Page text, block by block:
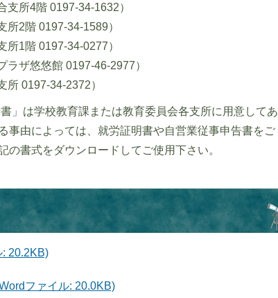
所4階 0197-34-1632）
所2階 0197-34-1589）
所1階 0197-34-0277）
ザ悠悠館 0197-46-2977）
所 0197-34-2372）
」は学校教育課または教育委員会各支所に用意してあ
事由によっては、就労証明書や自営業従事申告書をご
の書式をダウンロードしてご使用下さい。
20.2KB)
ファイル: 20.0KB)